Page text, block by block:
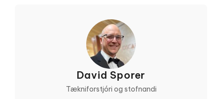
David Sporer
Tækniforstjóri og stofnandi